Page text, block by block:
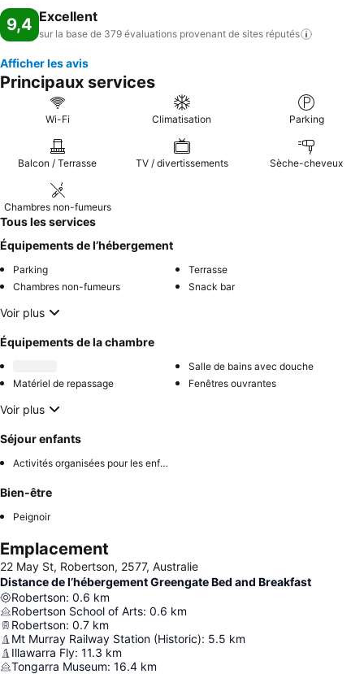
9,4 Excellent
sur la base de 379 évaluations provenant de sites réputés
Afficher les avis
Principaux services
Wi-Fi Climatisation Parking
Balcon / Terrasse TV / divertissements Sèche-cheveux
Chambres non-fumeurs
Tous les services
Équipements de l’hébergement
Parking
Terrasse
Chambres non-fumeurs
Snack bar
Voir plus
Équipements de la chambre
Salle de bains avec douche
Matériel de repassage
Fenêtres ouvrantes
Voir plus
Séjour enfants
Activités organisées pour les enfants
Bien-être
Peignoir
Emplacement
22 May St, Robertson, 2577, Australie
Distance de l’hébergement Greengate Bed and Breakfast
Robertson: 0.6 km
Robertson School of Arts: 0.6 km
Robertson: 0.7 km
Mt Murray Railway Station (Historic): 5.5 km
Illawarra Fly: 11.3 km
Tongarra Museum: 16.4 km